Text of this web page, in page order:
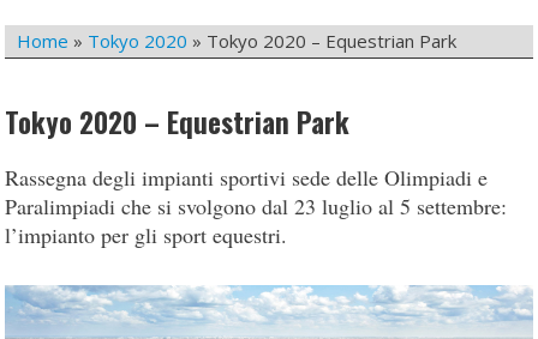
Home » Tokyo 2020 » Tokyo 2020 – Equestrian Park
Tokyo 2020 – Equestrian Park
Rassegna degli impianti sportivi sede delle Olimpiadi e
Paralimpiadi che si svolgono dal 23 luglio al 5 settembre:
l’impianto per gli sport equestri.